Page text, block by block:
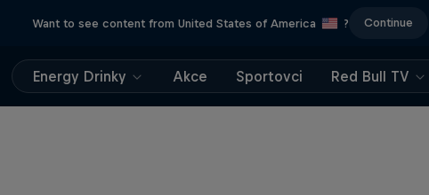
Want to see content from United States of America ? Continue
Energy Drinky Akce Sportovci Red Bull TV